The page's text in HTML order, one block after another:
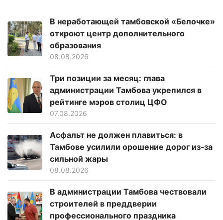
В неработающей тамбовской «Белочке»
откроют центр дополнительного
образования
08.08.2026
Три позиции за месяц: глава
администрации Тамбова укрепился в
рейтинге мэров столиц ЦФО
07.08.2026
Асфальт не должен плавиться: в
Тамбове усилили орошение дорог из‑за
сильной жары
08.08.2026
В администрации Тамбова чествовали
строителей в преддверии
профессионального праздника